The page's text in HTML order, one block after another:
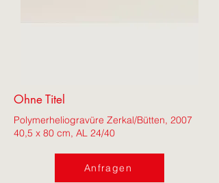
Ohne Titel
Polymerheliogravüre Zerkal/Bütten, 2007
40,5 x 80 cm, AL 24/40
Anfragen